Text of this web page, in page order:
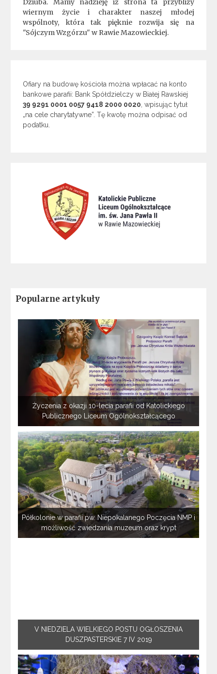
Dziuba. Mamy nadzieję iż strona ta przybliży
wiernym życie i charakter naszej młodej
wspólnoty, która tak pięknie rozwija się na
"Sójczym Wzgórzu" w Rawie Mazowieckiej.
Ofiary na budowę kościoła można wpłacać na konto
bankowe parafii: Bank Spółdzielczy w Białej Rawskiej
39 9291 0001 0057 9418 2000 0020 , wpisując tytuł
„na cele charytatywne”. Tę kwotę można odpisać od
podatku.
Popularne artykuły
Życzenia z okazji 10-lecia parafii od Katolickiego
Publicznego Liceum Ogólnokształcącego
Półkolonie w parafii pw. Niepokalanego Poczęcia NMP i
możliwość zwiedzania muzeum oraz krypt
V NIEDZIELA WIELKIEGO POSTU OGŁOSZENIA
DUSZPASTERSKIE 7 IV 2019